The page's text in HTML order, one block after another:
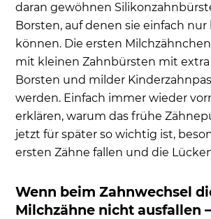
daran gewöhnen
Borsten, auf denen sie einfach
können. Die ersten
mit kleinen Zahnbürsten mit
Borsten und milder
werden. Einfach immer wieder
erklären, warum das frühe
jetzt für später so wichtig ist,
ersten Zähne fallen und die
Wenn beim Zahnwechsel
Milchzähne nicht ausfallen